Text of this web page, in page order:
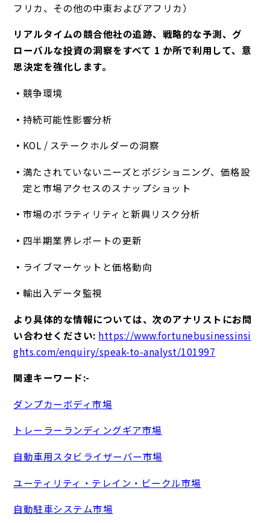
フリカ、その他の中東およびアフリカ）
リアルタイムの競合他社の追跡、戦略的な予測、グ
ローバルな投資の洞察をすべて 1 か所で利用して、意
思決定を強化します。
競争環境
持続可能性影響分析
KOL / ステークホルダーの洞察
満たされていないニーズとポジショニング、価格設
定と市場アクセスのスナップショット
市場のボラティリティと新興リスク分析
四半期業界レポートの更新
ライブマーケットと価格動向
輸出入データ監視
より具体的な情報については、次のアナリストにお問
い合わせください: https://www.fortunebusinessinsi
ghts.com/enquiry/speak-to-analyst/101997
関連キーワード:-
ダンプカーボディ市場
トレーラーランディングギア市場
自動車用スタビライザーバー市場
ユーティリティ・テレイン・ビークル市場
自動駐車システム市場